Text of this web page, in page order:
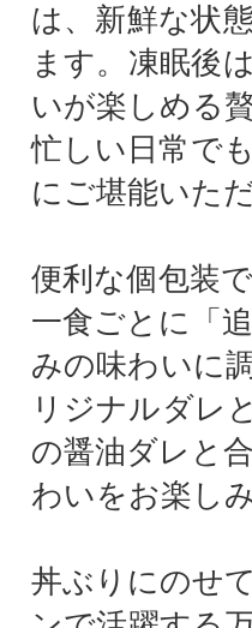
は、新鮮な状
ます。凍眠後
いが楽しめる
忙しい日常で
にご堪能いた
便利な個包装
一食ごとに「
みの味わいに
リジナルダレ
の醤油ダレと
わいをお楽し
丼ぶりにのせ